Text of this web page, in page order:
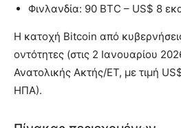
Φινλανδία: 90 BTC – US$ 8
Η κατοχή Bitcoin από
οντότητες (στις 2 Ιανουαρίου
Ανατολικής Ακτής/ET, με τιμή
ΗΠΑ).